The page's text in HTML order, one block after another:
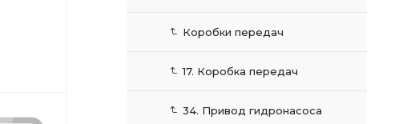
Коробки передач
17. Коробка передач
34. Привод гидронасоса